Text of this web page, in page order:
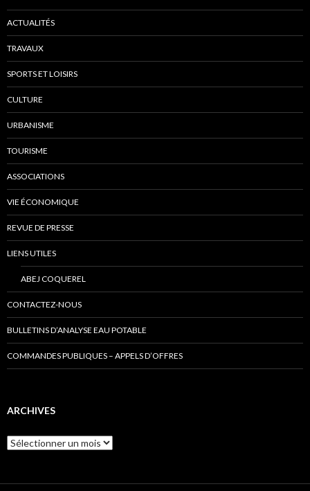
ACTUALITÉS
TRAVAUX
SPORTS ET LOISIRS
CULTURE
URBANISME
TOURISME
ASSOCIATIONS
VIE ÉCONOMIQUE
REVUE DE PRESSE
LIENS UTILES
ABEJ COQUEREL
CONTACTEZ-NOUS
BULLETINS D’ANALYSE EAU POTABLE
COMMANDES PUBLIQUES – APPELS D’OFFRES
ARCHIVES
Archives